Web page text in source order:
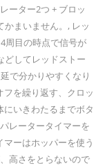
ーター2つ + ブロッ
まいません。, レッ
周目の時点で信号が
どしてレッドストー
で分かりやすくなり
を繰り返す、クロッ
いきわたるまでボタ
レータータイマーを
ーはホッパーを使う
高さをとらないので